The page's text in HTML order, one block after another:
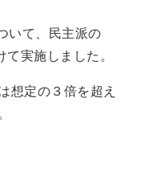
いて、民主派の
実施しました。
想定の３倍を超え